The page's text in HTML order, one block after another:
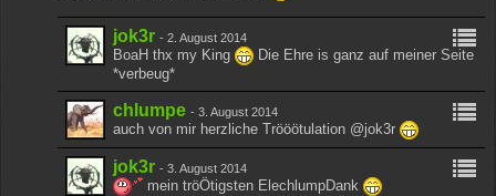
jok3r -2. August 2014
BoaH thx my King
Die Ehre is ganz auf meiner Seite
*verbeug*
chlumpe -3. August 2014
auch von mir herzliche Trööötulation @jok3r
jok3r -3. August 2014
mein tröÖtigsten ElechlumpDank